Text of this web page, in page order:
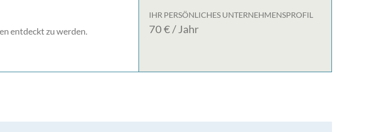
entdeckt zu werden.
IHR PERSÖNLICHES UNTERNEHMENSPROFIL
70 € / Jahr